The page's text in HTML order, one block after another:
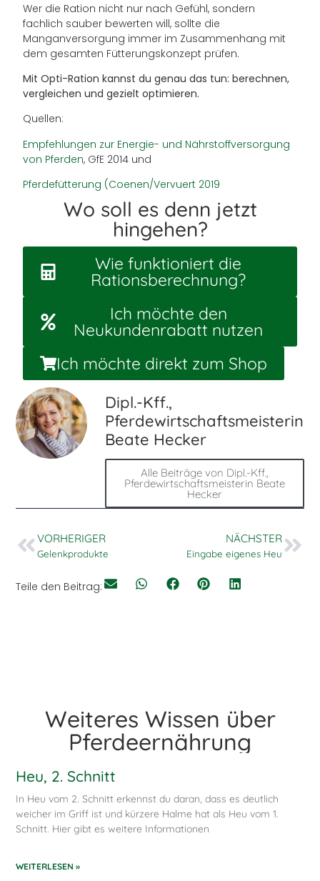
Wer die Ration nicht nur nach Gefühl, sondern
fachlich sauber bewerten will, sollte die
Manganversorgung immer im Zusammenhang mit
dem gesamten Fütterungskonzept prüfen.
Mit Opti-Ration kannst du genau das tun: berechnen,
vergleichen und gezielt optimieren.
Quellen:
Empfehlungen zur Energie- und Nährstoffversorgung
von Pferden, GfE 2014 und
Pferdefütterung (Coenen/Vervuert 2019
Wo soll es denn jetzt
hingehen?
Wie funktioniert die
Rationsberechnung?
Ich möchte den
Neukundenrabatt nutzen
Ich möchte direkt zum Shop
Dipl.-Kff.,
Pferdewirtschaftsmeisterin
Beate Hecker
Alle Beiträge von Dipl.-Kff.,
Pferdewirtschaftsmeisterin Beate
Hecker
VORHERIGER
Gelenkprodukte
NÄCHSTER
Eingabe eigenes Heu
Teile den Beitrag:
Weiteres Wissen über
Pferdeernährung
Heu, 2. Schnitt
In Heu vom 2. Schnitt erkennst du daran, dass es deutlich
weicher im Griff ist und kürzere Halme hat als Heu vom 1.
Schnitt. Hier gibt es weitere Informationen
WEITERLESEN »